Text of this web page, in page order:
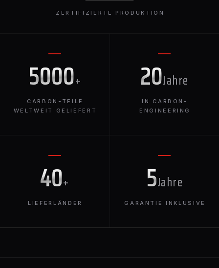
5000+
CARBON-TEILE
WELTWEIT GELIEFERT
20Jahre
IN CARBON-
ENGINEERING
ZERTIFIZIERTE PRODUKTION
40+
LIEFERLÄNDER
5Jahre
GARANTIE INKLUSIVE